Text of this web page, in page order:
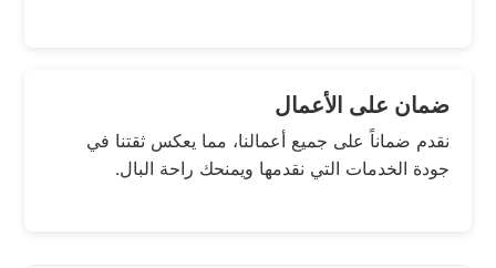
ضمان على الأعمال
نقدم ضماناً على جميع أعمالنا، مما يعكس ثقتنا في
جودة الخدمات التي نقدمها ويمنحك راحة البال.